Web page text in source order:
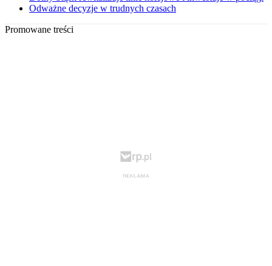
Odważne decyzje w trudnych czasach
Promowane treści